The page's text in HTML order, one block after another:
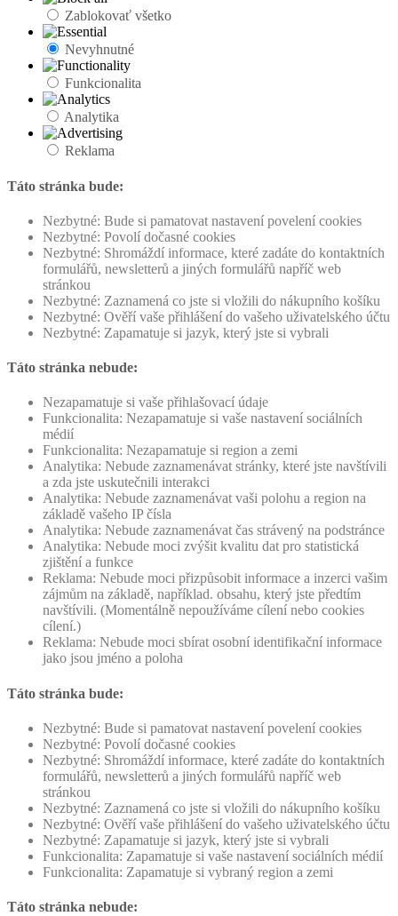
Zablokovať všetko
Nevyhnutné
Funkcionalita
Analytika
Reklama
Táto stránka bude:
Nezbytné: Bude si pamatovat nastavení povelení cookies
Nezbytné: Povolí dočasné cookies
Nezbytné: Shromáždí informace, které zadáte do kontaktních
formulářů, newsletterů a jiných formulářů napříč web
stránkou
Nezbytné: Zaznamená co jste si vložili do nákupního košíku
Nezbytné: Ověří vaše přihlášení do vašeho uživatelského účtu
Nezbytné: Zapamatuje si jazyk, který jste si vybrali
Táto stránka nebude:
Nezapamatuje si vaše přihlašovací údaje
Funkcionalita: Nezapamatuje si vaše nastavení sociálních
médií
Funkcionalita: Nezapamatuje si region a zemi
Analytika: Nebude zaznamenávat stránky, které jste navštívili
a zda jste uskutečnili interakci
Analytika: Nebude zaznamenávat vaši polohu a region na
základě vašeho IP čísla
Analytika: Nebude zaznamenávat čas strávený na podstránce
Analytika: Nebude moci zvýšit kvalitu dat pro statistická
zjištění a funkce
Reklama: Nebude moci přizpůsobit informace a inzerci vašim
zájmům na základě, například. obsahu, který jste předtím
navštívili. (Momentálně nepoužíváme cílení nebo cookies
cílení.)
Reklama: Nebude moci sbírat osobní identifikační informace
jako jsou jméno a poloha
Táto stránka bude:
Nezbytné: Bude si pamatovat nastavení povelení cookies
Nezbytné: Povolí dočasné cookies
Nezbytné: Shromáždí informace, které zadáte do kontaktních
formulářů, newsletterů a jiných formulářů napříč web
stránkou
Nezbytné: Zaznamená co jste si vložili do nákupního košíku
Nezbytné: Ověří vaše přihlášení do vašeho uživatelského účtu
Nezbytné: Zapamatuje si jazyk, který jste si vybrali
Funkcionalita: Zapamatuje si vaše nastavení sociálních médií
Funkcionalita: Zapamatuje si vybraný region a zemi
Táto stránka nebude: